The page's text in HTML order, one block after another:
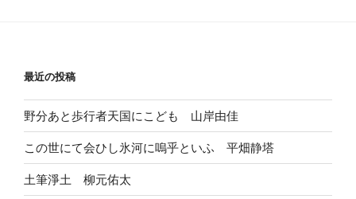
最近の投稿
野分あと歩行者天国にこども 山岸由佳
この世にて会ひし氷河に嗚乎といふ 平畑静塔
土筆淨土 柳元佑太